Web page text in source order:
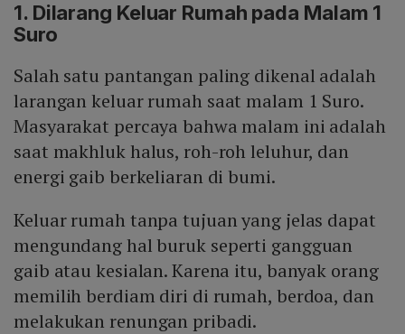
1. Dilarang Keluar Rumah pada Malam 1
Suro
Salah satu pantangan paling dikenal adalah
larangan keluar rumah saat malam 1 Suro.
Masyarakat percaya bahwa malam ini adalah
saat makhluk halus, roh-roh leluhur, dan
energi gaib berkeliaran di bumi.
Keluar rumah tanpa tujuan yang jelas dapat
mengundang hal buruk seperti gangguan
gaib atau kesialan. Karena itu, banyak orang
memilih berdiam diri di rumah, berdoa, dan
melakukan renungan pribadi.